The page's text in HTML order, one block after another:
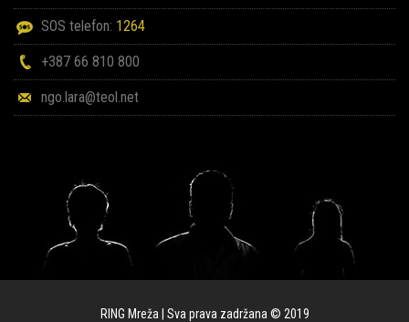
SOS telefon: 1264
+387 66 810 800
ngo.lara@teol.net
RING Mreža | Sva prava zadržana © 2019